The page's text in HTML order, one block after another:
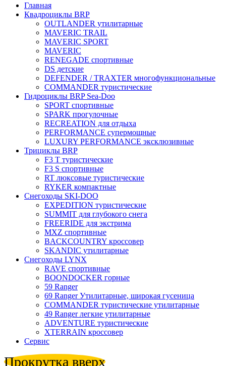
Главная
Квадроциклы BRP
OUTLANDER утилитарные
MAVERIC TRAIL
MAVERIC SPORT
MAVERIC
RENEGADE спортивные
DS детские
DEFENDER / TRAXTER многофункциональные
COMMANDER туристические
Гидроциклы BRP Sea-Doo
SPORT спортивные
SPARK прогулочные
RECREATION для отдыха
PERFORMANCE супермощные
LUXURY PERFORMANCE эксклюзивные
Трициклы BRP
F3 T туристические
F3 S спортивные
RT люксовые туристические
RYKER компактные
Снегоходы SKI-DOO
EXPEDITION туристические
SUMMIT для глубокого снега
FREERIDE для экстрима
MXZ cпортивные
BACKCOUNTRY кроссовер
SKANDIC утилитарные
Снегоходы LYNX
RAVE спортивные
BOONDOCKER горные
59 Ranger
69 Ranger Утилитарные, широкая гусеница
COMMANDER туристические утилитарные
49 Ranger легкие утилитарные
ADVENTURE туристические
XTERRAIN кроссовер
Сервис
Прокрутка вверх